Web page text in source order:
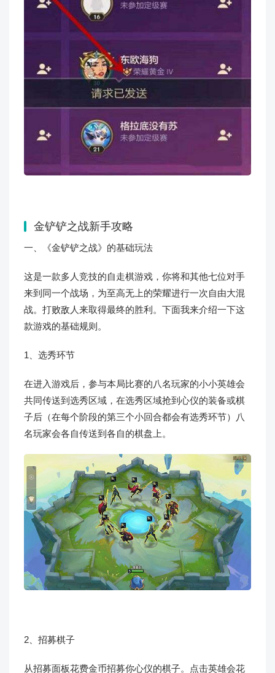
金铲铲之战新手攻略
一、《金铲铲之战》的基础玩法
这是一款多人竞技的自走棋游戏，你将和其他七位对手
来到同一个战场，为至高无上的荣耀进行一次自由大混
战。打败敌人来取得最终的胜利。下面我来介绍一下这
款游戏的基础规则。
1、选秀环节
在进入游戏后，参与本局比赛的八名玩家的小小英雄会
共同传送到选秀区域，在选秀区域抢到心仪的装备或棋
子后（在每个阶段的第三个小回合都会有选秀环节）八
名玩家会各自传送到各自的棋盘上。
2、招募棋子
从招募面板花费金币招募你心仪的棋子。点击英雄会花